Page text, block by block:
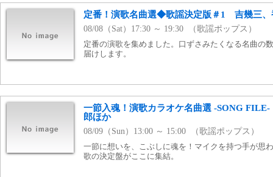
定番！演歌名曲選◆歌謡決定版＃1 吉幾三、
08/08（Sat）17:30 ～ 19:30 （歌謡ポップス）
定番の演歌を集めました。口ずさみたくなる名曲の
届けします。
一節入魂！演歌カラオケ名曲選 -SONG
郎ほか
08/09（Sun）13:00 ～ 15:00 （歌謡ポップス）
一節に想いを、こぶしに魂を！マイクを持つ手が思
歌の決定盤がここに集結。